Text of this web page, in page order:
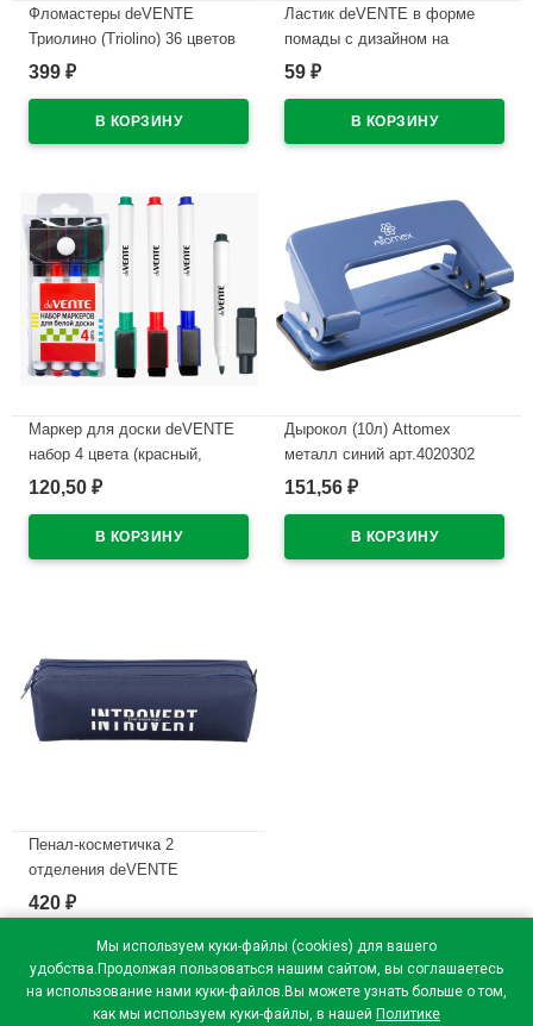
Мы используем куки-файлы (cookies) для вашего
удобства.Продолжая пользоваться нашим сайтом, вы соглашаетесь
на использование нами куки-файлов.Вы можете узнать больше о том,
как мы используем куки-файлы, в нашей Политике
Фломастеры deVENTE
Триолино (Triolino) 36 цветов
трехгранные картонная
399 ₽
Ластик deVENTE в форме
помады с дизайном на
корпусе арт.8030619
59 ₽
Маркер для доски deVENTE
набор 4 цвета (красный,
синий, черный, зеленый) 2мм
магнитом для крепления
арт.5040605 (Ст.4)
120,50 ₽
Дырокол (10л) Attomex
металл синий арт.4020302
В наличии
151,56 ₽
Пенал-косметичка 2
отделения deVENTE
Интроверт (Introvert)
210x60x60мм темно-синий
арт.7020669
В наличии
420 ₽